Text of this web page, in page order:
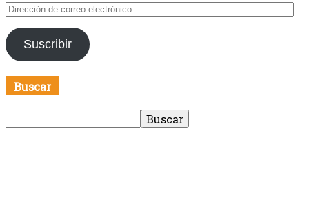
Dirección
de
correo
electrónico
Suscribir
Buscar